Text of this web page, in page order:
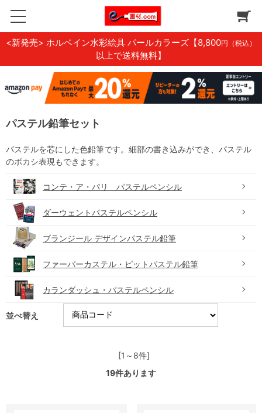
<新発売> ホルベイン水彩絵具 パールカラーズ 【8,800円（税込）
以上で送料無料】
パステル鉛筆セット
パステルを芯にした色鉛筆です。細部の書き込みができ、パステル
のボカシ表現もできます。
コンテ・ア・パリ パステルペンシル
ダーウェントパステルペンシル
ブランジール デザインパステル鉛筆
ファーバーカステル・ピットパステル鉛筆
カランダッシュ・パステルペンシル
並べ替え
[1～8件]
19件あります